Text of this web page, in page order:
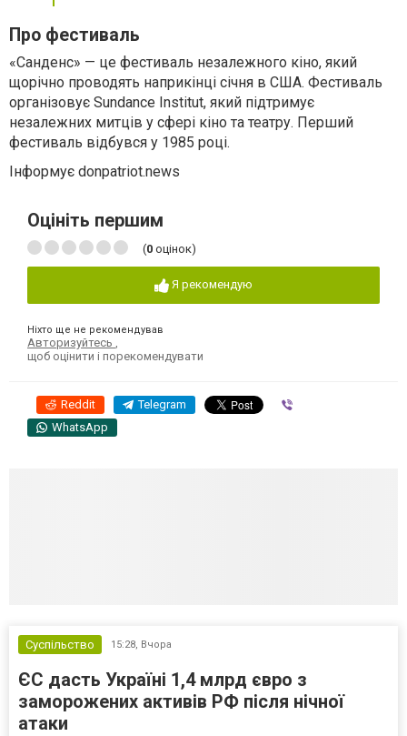
Про фестиваль
«Санденс» — це фестиваль незалежного кіно, який
щорічно проводять наприкінці січня в США. Фестиваль
організовує Sundance Institut, який підтримує
незалежних митців у сфері кіно та театру. Перший
фестиваль відбувся у 1985 році.
Інформує donpatriot.news
Оцініть першим
(0 оцінок)
Я рекомендую
Ніхто ще не рекомендував
Авторизуйтесь ,
щоб оцінити і порекомендувати
Reddit Telegram
WhatsApp
Суспільство 15:28, Вчора
ЄС дасть Україні 1,4 млрд євро з
заморожених активів РФ після нічної
атаки